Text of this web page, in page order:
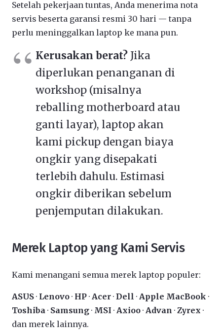
Setelah pekerjaan tuntas, Anda menerima nota
servis beserta garansi resmi 30 hari — tanpa
perlu meninggalkan laptop ke mana pun.
Kerusakan berat? Jika
diperlukan penanganan di
workshop (misalnya
reballing motherboard atau
ganti layar), laptop akan
kami pickup dengan biaya
ongkir yang disepakati
terlebih dahulu. Estimasi
ongkir diberikan sebelum
penjemputan dilakukan.
Merek Laptop yang Kami Servis
Kami menangani semua merek laptop populer:
ASUS · Lenovo · HP · Acer · Dell · Apple MacBook ·
Toshiba · Samsung · MSI · Axioo · Advan · Zyrex ·
dan merek lainnya.